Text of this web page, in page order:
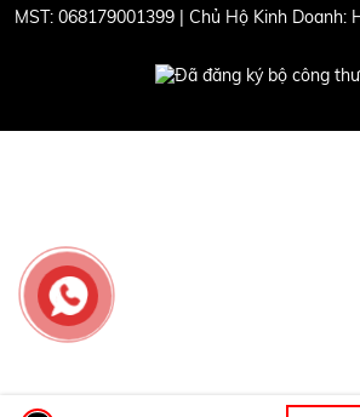
MST: 068179001399 | Chủ Hộ Kinh Doanh: